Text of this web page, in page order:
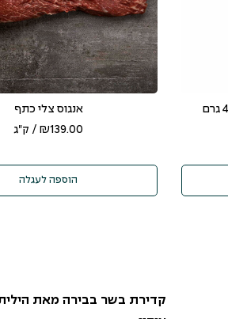
אנגוס צלי כתף
₪139.00 / ק"ג
הוספה לעגלה
קדירת בשר בבירה מאת